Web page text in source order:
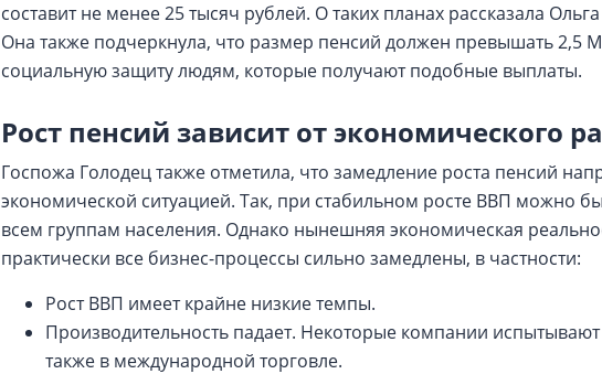
составит не менее 25 тысяч рублей. О таких планах рассказала
Она также подчеркнула, что размер пенсий должен превышать 2,5
социальную защиту людям, которые получают подобные выплаты.
Рост пенсий зависит от экономического
Госпожа Голодец также отметила, что замедление роста пенсий
экономической ситуацией. Так, при стабильном росте ВВП можно
всем группам населения. Однако нынешняя экономическая
практически все бизнес-процессы сильно замедлены, в частности:
Рост ВВП имеет крайне низкие темпы.
Производительность падает. Некоторые компании
также в международной торговле.